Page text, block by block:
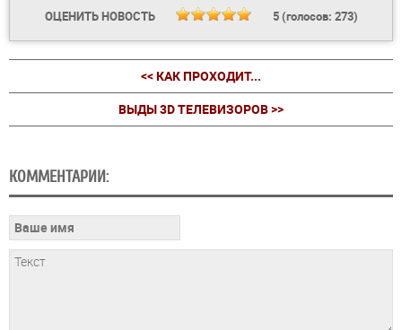
ОЦЕНИТЬ НОВОСТЬ 5(голосов: 273)
<< КАК ПРОХОДИТ...
ВЫДЫ 3D ТЕЛЕВИЗОРОВ >>
КОММЕНТАРИИ: